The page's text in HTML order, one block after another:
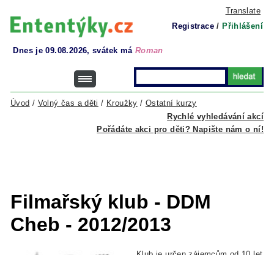
Translate
Registrace / Přihlášení
Dnes je 09.08.2026, svátek má Roman
Rychlé vyhledávání akcí
Úvod / Volný čas a děti / Kroužky / Ostatní kurzy
Pořádáte akci pro děti? Napište nám o ní!
Filmařský klub - DDM
Cheb - 2012/2013